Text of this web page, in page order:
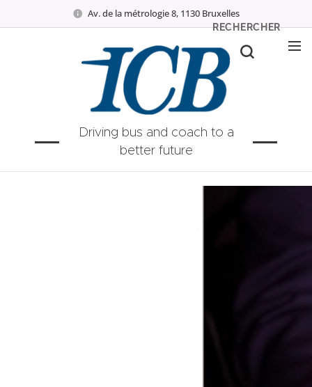
Av. de la métrologie 8, 1130 Bruxelles
Driving bus and coach to a
better future
RECHERCHER